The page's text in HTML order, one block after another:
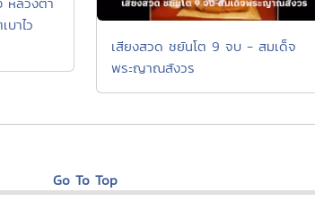
าไว
เสียงสวด ชยันโต 9 จบ - สมเด็จ
พระญาณสังวร
Go To Top